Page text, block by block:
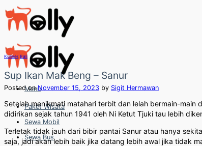
Skip
to
content
Menu
Paket Wisata
Sewa Mobil
Sewa Bus
Kuliner, Bali
Sup Ikan Mak Beng – Sanur
Posted onNovember 15, 2023 by Sigit Hermawan
Setelah menikmati matahari terbit dan lelah bermain-
didirikan sejak tahun 1941 oleh Ni Ketut Tjuki tau lebih
Terletak tidak jauh dari bibir pantai Sanur atau hanya
saja, jadi akan lebih baik jika datang lebih awal jika tidak